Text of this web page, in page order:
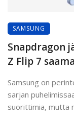
SAMSUNG
Snapdragon
Z Flip 7
Samsung on
sarjan
suorittimia, mutta